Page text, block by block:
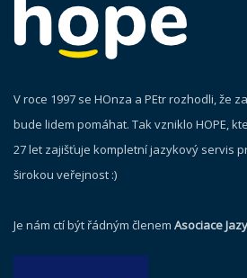
V roce 1997 se HOnza a PEtr rozhodli, že
bude lidem pomáhat. Tak vzniklo HOPE,
27 let zajišťuje kompletní jazykový servis
širokou veřejnost :)
Je nám ctí být řádným členem Asociace